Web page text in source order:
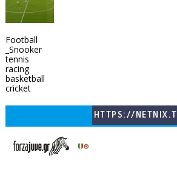
Football
_Snooker
tennis
racing
basketball
cricket
HTTPS://NETNIX.T